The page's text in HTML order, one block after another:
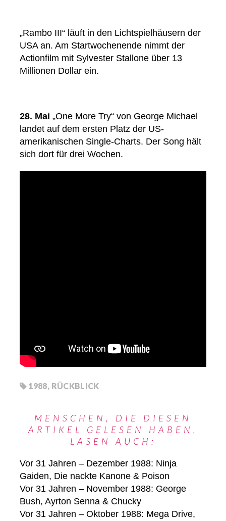
„Rambo III“ läuft in den Lichtspielhäusern der
USA an. Am Startwochenende nimmt der
Actionfilm mit Sylvester Stallone über 13
Millionen Dollar ein.
28. Mai „One More Try“ von George Michael
landet auf dem ersten Platz der US-
amerikanischen Single-Charts. Der Song hält
sich dort für drei Wochen.
1988, RÜCKBLICK
MENSCHEN, DIE DIESEN
ARTIKEL GELESEN HABEN,
LASEN AUCH:
Vor 31 Jahren – Dezember 1988: Ninja
Gaiden, Die nackte Kanone & Poison
Vor 31 Jahren – November 1988: George
Bush, Ayrton Senna & Chucky
Vor 31 Jahren – Oktober 1988: Mega Drive,